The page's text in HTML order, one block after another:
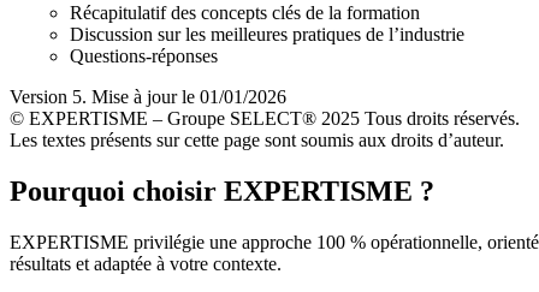
Récapitulatif des concepts clés de la formation
Discussion sur les meilleures pratiques de l’industrie
Questions-réponses
Version 5. Mise à jour le 01/01/2026
© EXPERTISME – Groupe SELECT® 2025 Tous droits réservés.
Les textes présents sur cette page sont soumis aux droits d’auteur.
Pourquoi choisir EXPERTISME ?
EXPERTISME privilégie une approche 100 % opérationnelle,
résultats et adaptée à votre contexte.